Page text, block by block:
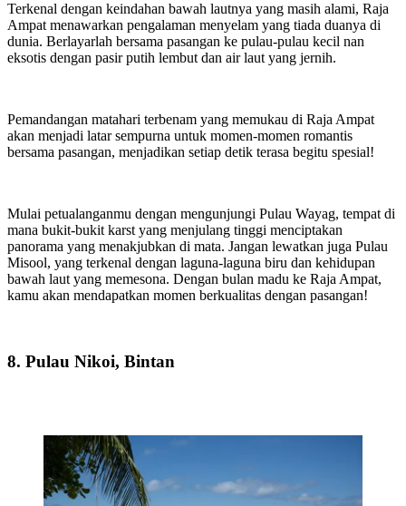
Terkenal dengan keindahan bawah lautnya yang masih alami, Raja
Ampat menawarkan pengalaman menyelam yang tiada duanya di
dunia. Berlayarlah bersama pasangan ke pulau-pulau kecil nan
eksotis dengan pasir putih lembut dan air laut yang jernih.
Pemandangan matahari terbenam yang memukau di Raja Ampat
akan menjadi latar sempurna untuk momen-momen romantis
bersama pasangan, menjadikan setiap detik terasa begitu spesial!
Mulai petualanganmu dengan mengunjungi Pulau Wayag, tempat di
mana bukit-bukit karst yang menjulang tinggi menciptakan
panorama yang menakjubkan di mata. Jangan lewatkan juga Pulau
Misool, yang terkenal dengan laguna-laguna biru dan kehidupan
bawah laut yang memesona. Dengan bulan madu ke Raja Ampat,
kamu akan mendapatkan momen berkualitas dengan pasangan!
8. Pulau Nikoi, Bintan